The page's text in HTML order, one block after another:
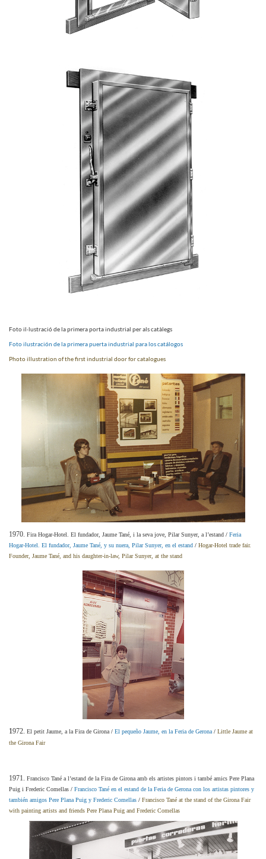
Foto il·lustració de la primera porta industrial per als catàlegs
Foto ilustración de la primera puerta industrial para los catálogos
Photo illustration of the first industrial door for catalogues
1970. Fira Hogar-Hotel. El fundador, Jaume Tané, i la seva jove, Pilar Sunyer, a l’estand / Feria
Hogar-Hotel. El fundador, Jaume Tané, y su nuera, Pilar Sunyer, en el estand / Hogar-Hotel trade fair.
Founder, Jaume Tané, and his daughter-in-law, Pilar Sunyer, at the stand
1972. El petit Jaume, a la Fira de Girona / El pequeño Jaume, en la Feria de Gerona / Little Jaume at
the Girona Fair
1971.
Francisco Tané a l’estand de la Fira de Girona amb els artistes pintors i també amics Pere Plana
Puig i Frederic Comellas / Francisco Tané en el estand de la Feria de Gerona con los artistas pintores y
también amigos Pere Plana Puig y Frederic Comellas / Francisco Tané at the stand of the Girona Fair
with painting artists and friends Pere Plana Puig and Frederic Comellas